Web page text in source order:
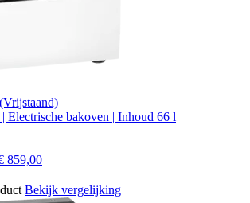
Electrische bakoven | Inhoud 66 l
859,00
Bekijk vergelijking